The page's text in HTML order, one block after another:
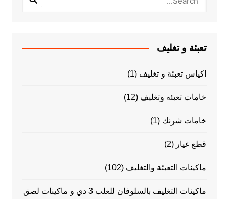
تعبئة و تغليف
اكياس تعبئة و تغليف (1)
خامات تعبئه وتغليف (12)
خامات شرنك (1)
قطع غيار (2)
ماكينات التعبئة والتغليف (102)
ماكينات التغليف بالسلوفان للعلب 3 دي و ماكينات لصق